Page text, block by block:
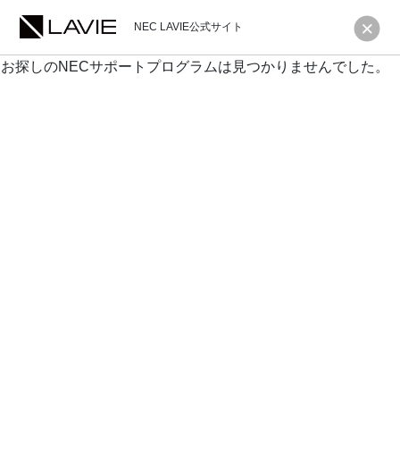
NEC LAVIE公式サイト
お探しのNECサポートプログラムは見つかりませんでした。